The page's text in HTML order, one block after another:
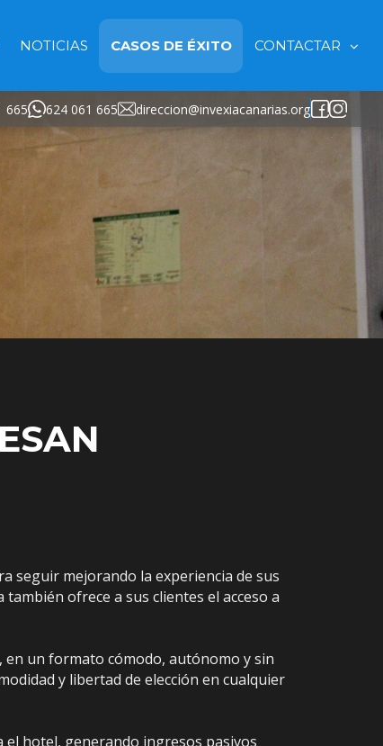
NOTICIAS CASOS DE ÉXITO CONTACTAR
665 624 061 665 direccion@invexiacanarias.org
seguir mejorando la experiencia de sus
ofrece a sus clientes el acceso a
en un formato cómodo, autónomo y sin
y libertad de elección en cualquier
hotel, generando ingresos pasivos